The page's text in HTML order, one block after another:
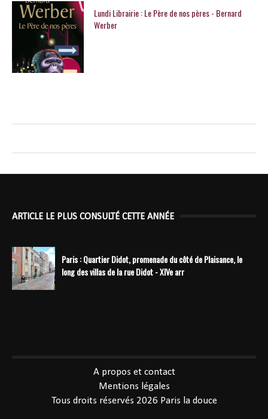
Lundi Librairie : Le Père de nos pères - Bernard
Werber
ARTICLE LE PLUS CONSULTÉ CETTE ANNÉE
Paris : Quartier Didot, promenade du côté de Plaisance, le
long des villas de la rue Didot - XIVe arr
A propos et contact
Mentions légales
Tous droits réservés 2026 Paris la douce